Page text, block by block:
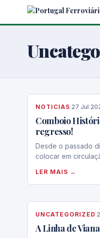
NOTICIAS·27 Jul
Comboio
regresso!
Desde o passado
colocar em
LER MAIS →
UNCATEGORIZED·
A Linha de Viana